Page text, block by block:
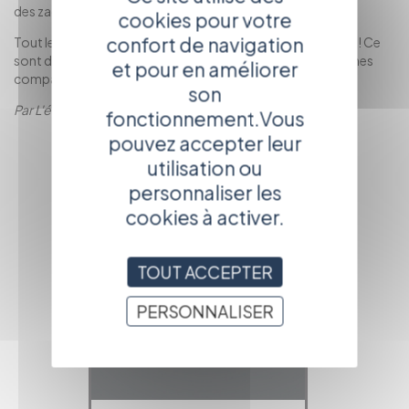
des zaccros d'ma rue de Nevers.
Tout le programme sur www.zaccros.org jusqu'au 14 juillet! Ce
sont des spectacles de rue en grande majorité mais certaines
compagnies font leur cinéma.....
Par L'équipe TechniK
RETOUR À LA
PAGE
PRÉCÉDENTE
cookies pour votre
confort de navigation
et pour en améliorer
son
fonctionnement.Vous
pouvez accepter leur
utilisation ou
personnaliser les
cookies à activer.
TOUT ACCEPTER
PERSONNALISER